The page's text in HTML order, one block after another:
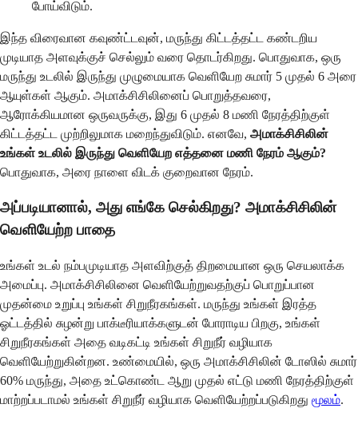
போய்விடும்.
இந்த விரைவான கவுண்ட்டவுன், மருந்து கிட்டத்தட்ட கண்டறிய
முடியாத அளவுக்குச் செல்லும் வரை தொடர்கிறது. பொதுவாக, ஒரு
மருந்து உடலில் இருந்து முழுமையாக வெளியேற சுமார் 5 முதல் 6 அரை
ஆயுள்கள் ஆகும். அமாக்சிசிலினைப் பொறுத்தவரை,
ஆரோக்கியமான ஒருவருக்கு, இது 6 முதல் 8 மணி நேரத்திற்குள்
கிட்டத்தட்ட முற்றிலுமாக மறைந்துவிடும். எனவே, அமாக்சிசிலின்
உங்கள் உடலில் இருந்து வெளியேற எத்தனை மணி நேரம் ஆகும்?
பொதுவாக, அரை நாளை விடக் குறைவான நேரம்.
அப்படியானால், அது எங்கே செல்கிறது? அமாக்சிசிலின்
வெளியேற்ற பாதை
உங்கள் உடல் நம்பமுடியாத அளவிற்குத் திறமையான ஒரு செயலாக்க
அமைப்பு. அமாக்சிசிலினை வெளியேற்றுவதற்குப் பொறுப்பான
முதன்மை உறுப்பு உங்கள் சிறுநீரகங்கள். மருந்து உங்கள் இரத்த
ஓட்டத்தில் சுழன்று பாக்டீரியாக்களுடன் போராடிய பிறகு, உங்கள்
சிறுநீரகங்கள் அதை வடிகட்டி உங்கள் சிறுநீர் வழியாக
வெளியேற்றுகின்றன. உண்மையில், ஒரு அமாக்சிசிலின் டோஸில் சுமார்
60% மருந்து, அதை உட்கொண்ட ஆறு முதல் எட்டு மணி நேரத்திற்குள்
மாற்றப்படாமல் உங்கள் சிறுநீர் வழியாக வெளியேற்றப்படுகிறது மூலம்.